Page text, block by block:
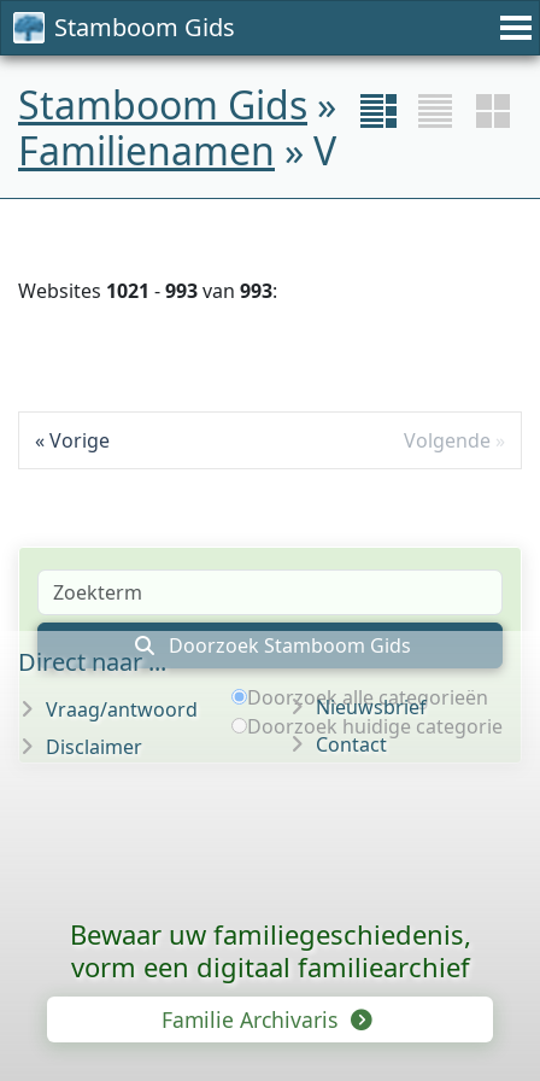
Stamboom Gids
Stamboom Gids »
Familienamen » V
Websites 1021 -993van 993:
Vorige Volgende
Doorzoek Stamboom Gids
Doorzoek alle categorieën
Doorzoek huidige categorie
Direct naar ...
Vraag/antwoord
Disclaimer
Nieuwsbrief
Contact
Bewaar uw familie­geschiedenis,
vorm een digitaal familiearchief
Familie Archivaris